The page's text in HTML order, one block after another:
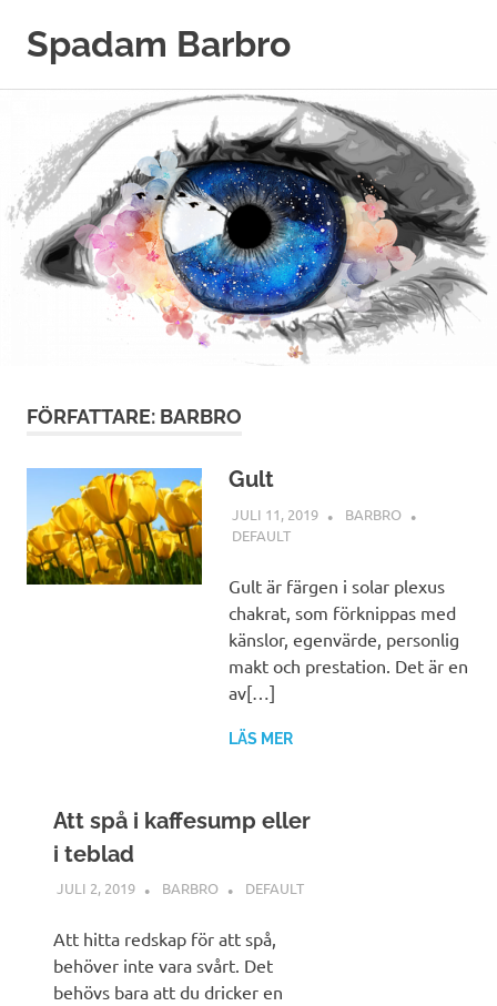
innehåll
Spadam Barbro
FÖRFATTARE: BARBRO
Gult
JULI 11, 2019
BARBRO
DEFAULT
Gult är färgen i solar plexus
chakrat, som förknippas med
känslor, egenvärde, personlig
makt och prestation. Det är en
av[…]
LÄS MER
Att spå i kaffesump eller
i teblad
JULI 2, 2019 BARBRO DEFAULT
Att hitta redskap för att spå,
behöver inte vara svårt. Det
behövs bara att du dricker en